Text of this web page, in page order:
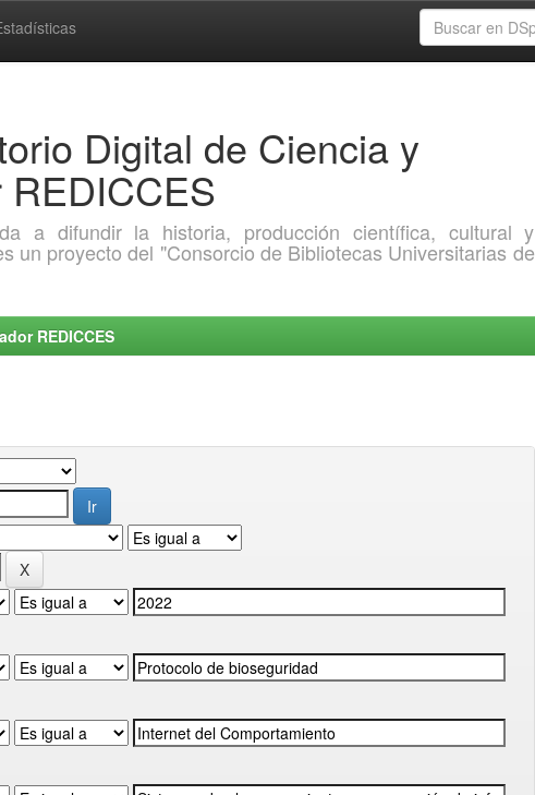
Digital de Ciencia y
a difundir la historia, producción científica, cultural y
un proyecto del "Consorcio de Bibliotecas Universitarias de
REDICCES